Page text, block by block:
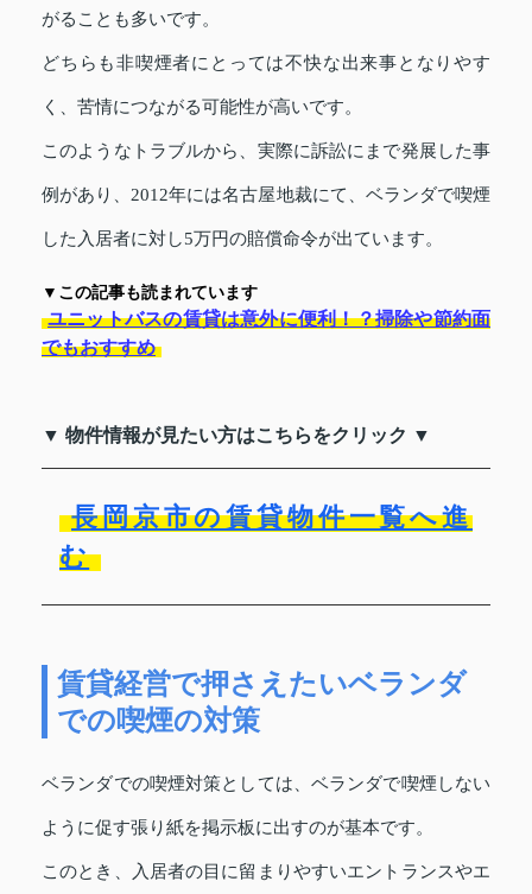
がることも多いです。
どちらも非喫煙者にとっては不快な出来事となりやす
く、苦情につながる可能性が高いです。
このようなトラブルから、実際に訴訟にまで発展した事
例があり、2012年には名古屋地裁にて、ベランダで喫煙
した入居者に対し5万円の賠償命令が出ています。
▼この記事も読まれています
ユニットバスの賃貸は意外に便利！？掃除や節約面
でもおすすめ
▼ 物件情報が見たい方はこちらをクリック ▼
長岡京市の賃貸物件一覧へ進
む
賃貸経営で押さえたいベランダ
での喫煙の対策
ベランダでの喫煙対策としては、ベランダで喫煙しない
ように促す張り紙を掲示板に出すのが基本です。
このとき、入居者の目に留まりやすいエントランスやエ